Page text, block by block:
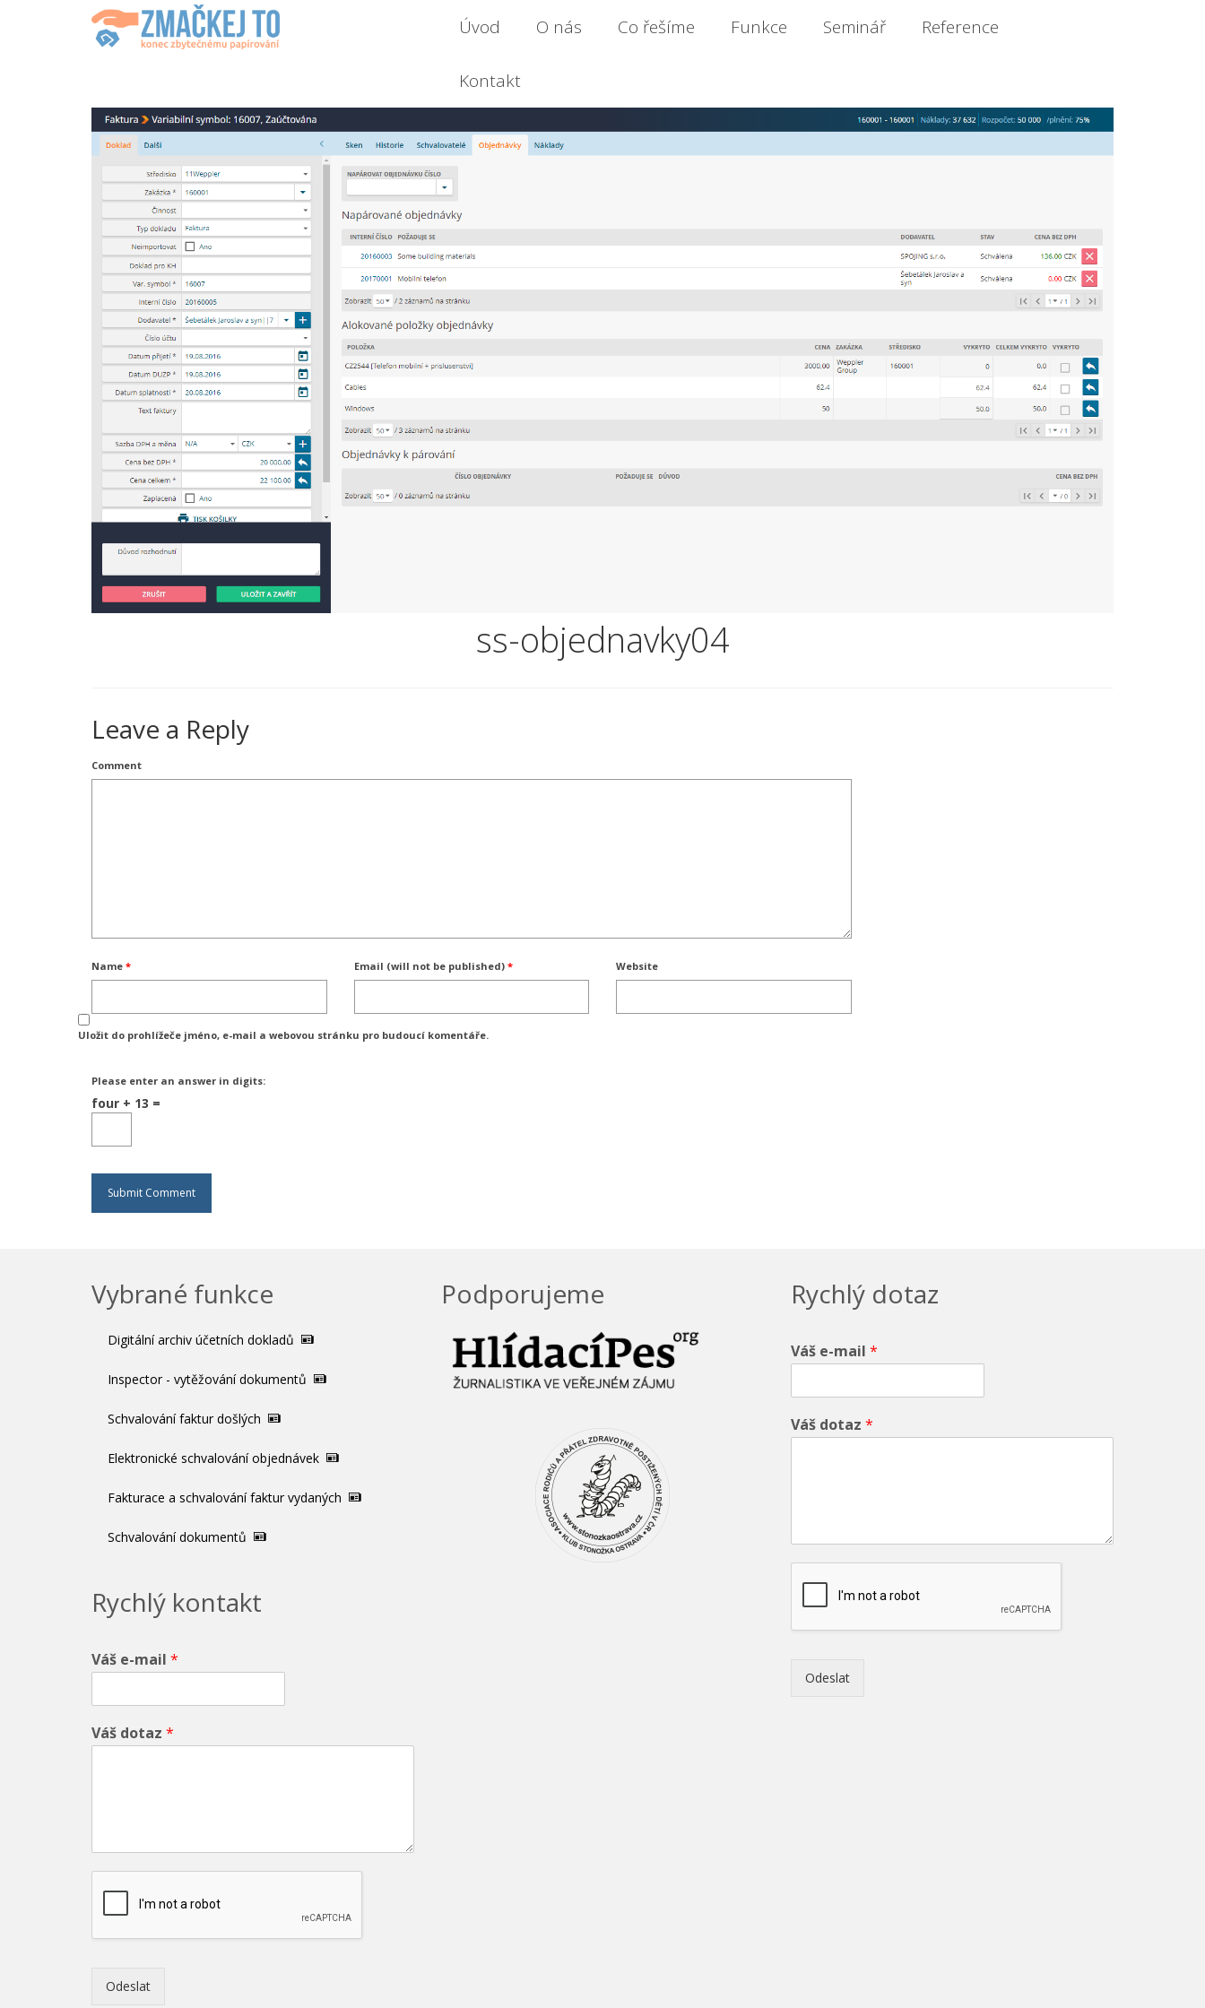
Úvod O nás Co řešíme Funkce Seminář Reference
Kontakt
ss-objednavky04
Leave a Reply
Comment
Name * Email (will not be published) * Website
Uložit do prohlížeče jméno, e-mail a webovou stránku pro budoucí komentáře.
Please enter an answer in digits:
four + 13 =
Vybrané funkce
Digitální archiv účetních dokladů
Inspector - vytěžování dokumentů
Schvalování faktur došlých
Elektronické schvalování objednávek
Fakturace a schvalování faktur vydaných
Schvalování dokumentů
Rychlý kontakt
Váš e-mail *
Váš dotaz *
Odeslat
Podporujeme Rychlý dotaz
Váš e-mail *
Váš dotaz *
Odeslat